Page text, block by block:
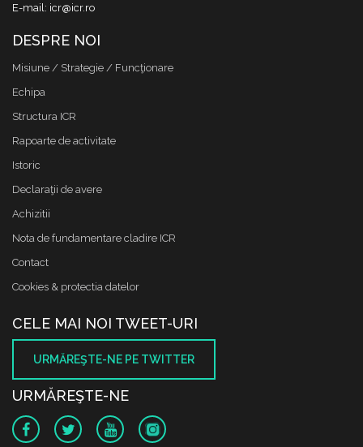
E-mail: icr@icr.ro
DESPRE NOI
Misiune / Strategie / Funcţionare
Echipa
Structura ICR
Rapoarte de activitate
Istoric
Declaraţii de avere
Achizitii
Nota de fundamentare cladire ICR
Contact
Cookies & protectia datelor
CELE MAI NOI TWEET-URI
URMĂREŞTE-NE PE TWITTER
URMĂREŞTE-NE